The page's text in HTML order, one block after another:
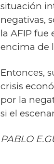
situación
negativas,
la AFIP
encima de
Entonces,
crisis
por la
si el
PABLO